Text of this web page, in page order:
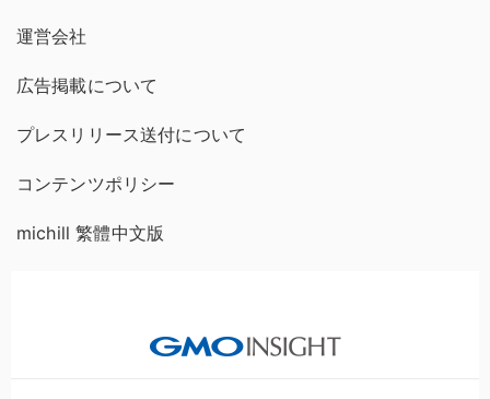
運営会社
広告掲載について
プレスリリース送付について
コンテンツポリシー
michill 繁體中文版